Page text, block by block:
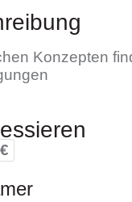
Konzepten